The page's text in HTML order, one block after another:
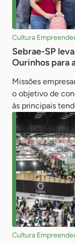
Cultura
Sebrae-SP
Ourinhos para
Missões
o objetivo de
às principais
Cultura